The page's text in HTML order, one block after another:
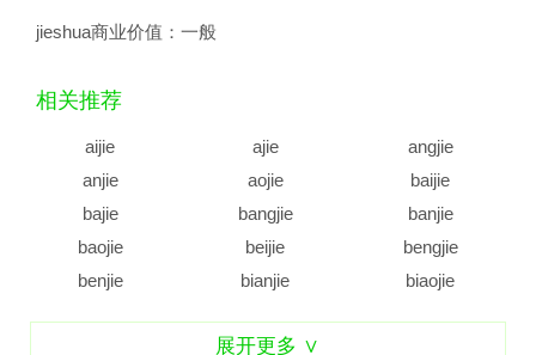
jieshua商业价值： 一般
相关推荐
aijie ajie
angjie
anjie
aojie
baijie
bajie
bangjie
banjie
baojie
beijie
bengjie
benjie
bianjie
biaojie
bojie
展开更多 ∨